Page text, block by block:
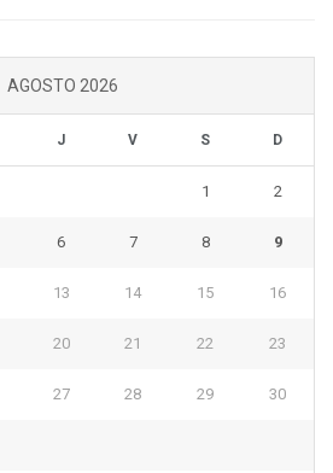
AGOSTO 2026
J V S D
1 2
6 7 8 9
13 14 15 16
20 21 22 23
27 28 29 30